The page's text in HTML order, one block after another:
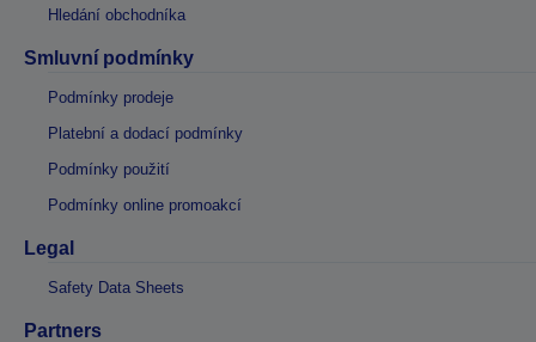
Hledání obchodníka
Smluvní podmínky
Podmínky prodeje
Platební a dodací podmínky
Podmínky použití
Podmínky online promoakcí
Legal
Safety Data Sheets
Partners